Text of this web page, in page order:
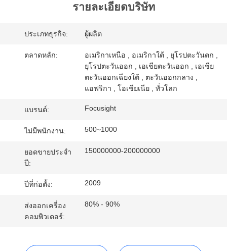
ควบคุม
คุณภาพ
ติดต่อ
รายละเอียดบริษัท
ประเภทธุรกิจ: ผู้ผลิต
ตลาดหลัก:
อเมริกาเหนือ , อเมริกาใต้ , ยุโรปตะวันตก ,
ยุโรปตะวันออก , เอเชียตะวันออก , เอเชีย
ตะวันออกเฉียงใต้ , ตะวันออกกลาง ,
แอฟริกา , โอเชียเนีย , ทั่วโลก
แบรนด์: Focusight
ไม่มีพนักงาน: 500~1000
ยอดขายประจำ
ปี:
150000000-200000000
ปีที่ก่อตั้ง: 2009
ส่งออกเครื่อง
คอมพิวเตอร์:
80% - 90%